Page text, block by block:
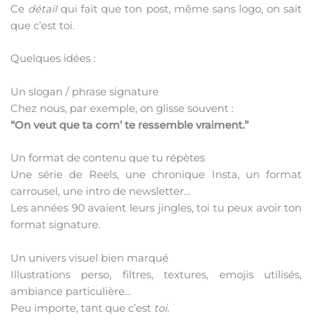
Ce détailqui fait que ton post, même sans logo, on sait
que c’est toi.
Quelques idées :
Un slogan / phrase signature
Chez nous, par exemple, on glisse souvent :
“On veut que ta com’ te ressemble vraiment.”
Un format de contenu que tu répètes
Une série de Reels, une chronique Insta, un format
carrousel, une intro de newsletter…
Les années 90 avaient leurs jingles, toi tu peux avoir ton
format signature.
Un univers visuel bien marqué
Illustrations perso, filtres, textures, emojis utilisés,
ambiance particulière…
Peu importe, tant que c’est toi.